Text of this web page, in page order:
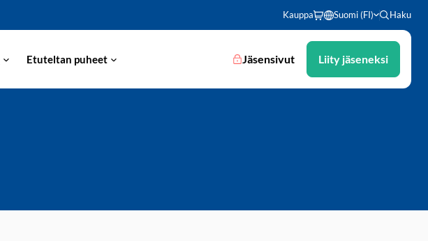
Kauppa Suomi (FI) Haku
Etuteltan puheet Jäsensivut Liity jäseneksi